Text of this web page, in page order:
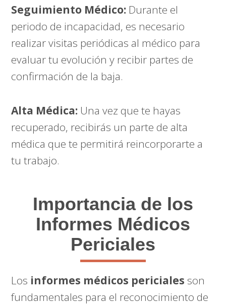
Seguimiento Médico: Durante el
periodo de incapacidad, es necesario
realizar visitas periódicas al médico para
evaluar tu evolución y recibir partes de
confirmación de la baja.
Alta Médica: Una vez que te hayas
recuperado, recibirás un parte de alta
médica que te permitirá reincorporarte a
tu trabajo.
Importancia de los
Informes Médicos
Periciales
Los informes médicos periciales son
fundamentales para el reconocimiento de